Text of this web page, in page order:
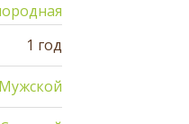
1 год
Мужской